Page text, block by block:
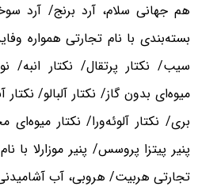
هم جهانی سلام، آرد برنج/ آرد
بسته‌بندی با نام تجارتی همواره
سیب/ نکتار پرتقال/ نکتار انبه/
میوه‌ای بدون گاز/ نکتار آلبالو/
بری/ نکتار آلوئه‌ورا/ نکتار
پنیر پیتزا پروسس/ پنیر موزارلا با
تجارتی هربیت/ هروبی، آب